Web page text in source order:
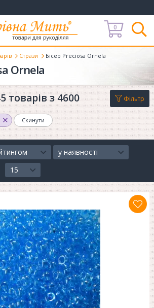
0
Стрази Бісер Preciosa Ornela
Ornela
товарів з 4600
Скинути
у наявності
15
Фільтр